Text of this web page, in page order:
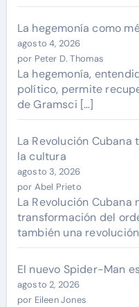
La hegemonía como
agosto 4, 2026
por Peter D. Thomas
La hegemonía,
político, permite
de Gramsci […]
La Revolución
la cultura
agosto 3, 2026
por Abel Prieto
La Revolución Cubana
transformación del
también una
El nuevo Spider-Man
agosto 2, 2026
por Eileen Jones